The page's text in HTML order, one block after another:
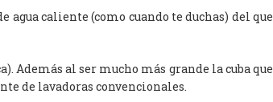
agua caliente (como cuando te duchas) del que
Además al ser mucho más grande la cuba que
de lavadoras convencionales.